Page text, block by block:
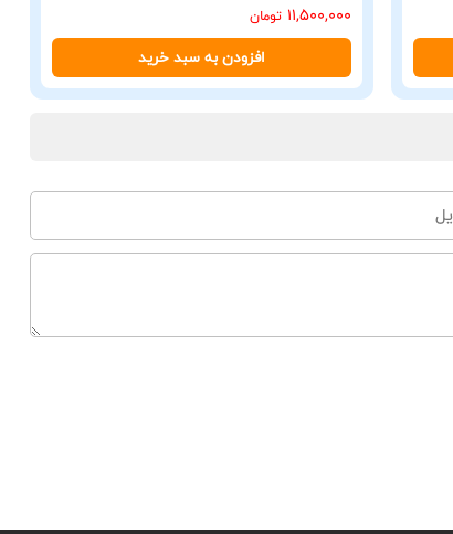
11,500,000 تومان
افزودن به سبد خرید